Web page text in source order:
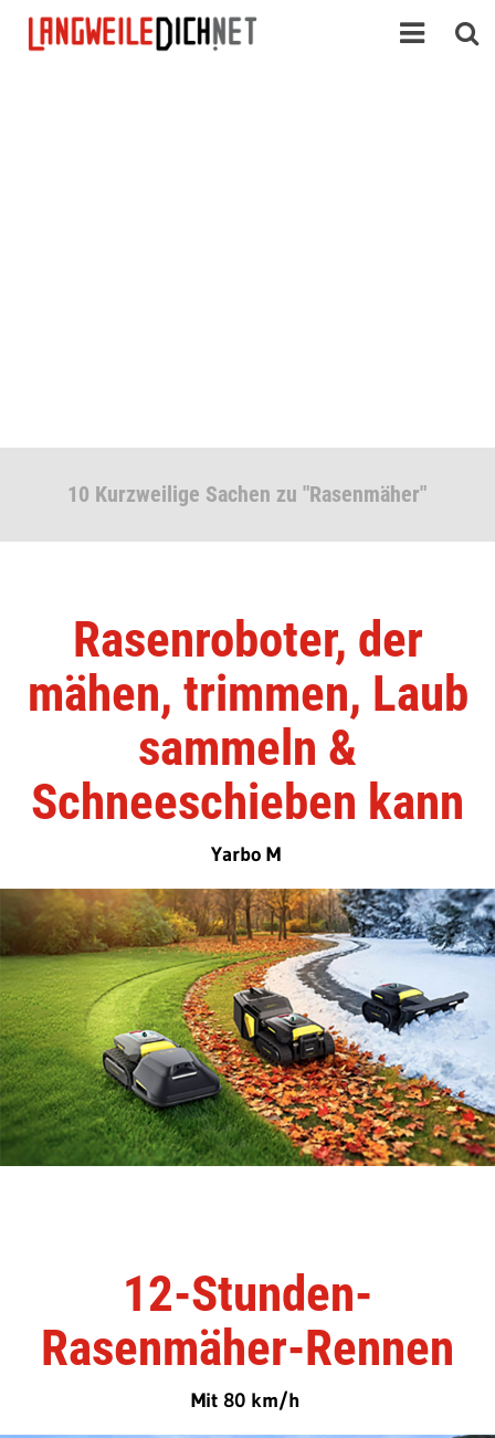
10 Kurzweilige Sachen zu "Rasenmäher"
Rasenroboter, der
mähen, trimmen, Laub
sammeln &
Schneeschieben kann
Yarbo M
12-Stunden-
Rasenmäher-Rennen
Mit 80 km/h